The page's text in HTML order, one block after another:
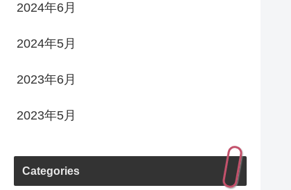
2024年6月
2024年5月
2023年6月
2023年5月
Categories